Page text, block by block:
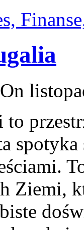
On
to
Ziemi,